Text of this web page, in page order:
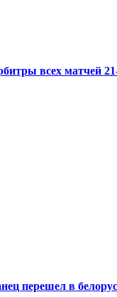
всех матчей
перешел в